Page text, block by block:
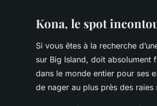
Kona, le spot
Si vous êtes à la recherche
sur Big Island, doit absolument
dans le monde entier pour ses
de nager au plus près des